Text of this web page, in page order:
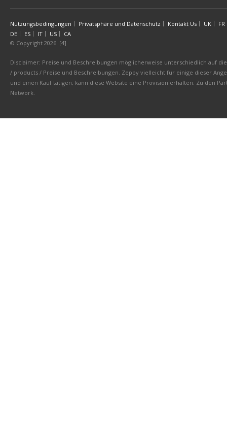
Nutzungsbedingungen Privatsphäre und Datenschutz Kontakt Us UK
FR
DE
ES IT US
CA
© Copyright 2026. [4]
Disclaimer: Preise und Beschreibungen möglicherweise unterschiedlich auf
/ products / Preise und Beschreibungen. Zeppy vielleicht für einige dieser
und einen Kauf tätigen, kann diese Website eine Provision erhalten. Zu den
Network.